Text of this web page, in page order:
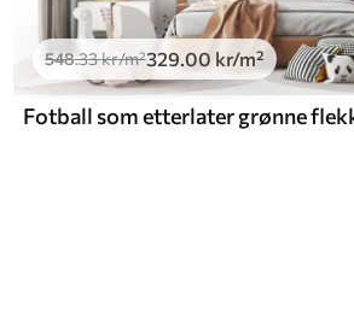
548.33kr/m²329 .00 kr/m²